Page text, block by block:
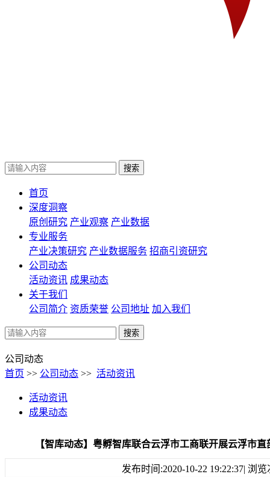
首页
深度洞察
原创研究 产业观察 产业数据
专业服务
产业决策研究 产业数据服务 招商引资研究
公司动态
活动资讯 成果动态
关于我们
公司简介 资质荣誉 公司地址 加入我们
公司动态
首页 >> 公司动态 >> 活动资讯
活动资讯
成果动态
【智库动态】粤孵智库联合云浮市工商联开展云浮市
发布时间:2020-10-22 19:22:37| 浏